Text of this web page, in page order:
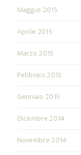
Maggio 2015
Aprile 2015
Marzo 2015
Febbraio 2015
Gennaio 2015
Dicembre 2014
Novembre 2014